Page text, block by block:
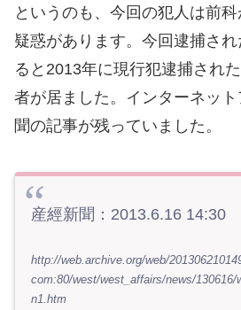
というのも、今回の犯人は前
疑惑があります。今回逮捕さ
ると2013年に現行犯逮捕され
者が居ました。インターネッ
聞の記事が残っていました。
産經新聞：2013.6.16 14:30
http://web.archive.org/web/
com:80/west/west_affairs/news/130616/
n1.htm